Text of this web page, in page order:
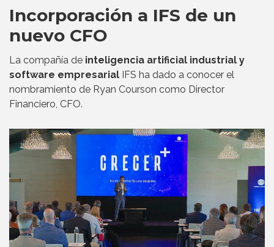
Incorporación a IFS de un
nuevo CFO
La compañía de inteligencia artificial industrial y
software empresarial IFS ha dado a conocer el
nombramiento de Ryan Courson como Director
Financiero, CFO.